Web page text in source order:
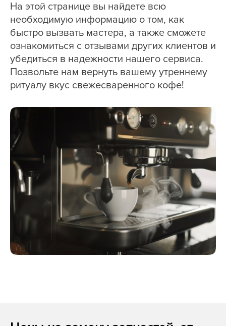
На этой странице вы найдете всю
необходимую информацию о том, как
быстро вызвать мастера, а также сможете
ознакомиться с отзывами других клиентов и
убедиться в надежности нашего сервиса.
Позвольте нам вернуть вашему утреннему
ритуалу вкус свежесваренного кофе!